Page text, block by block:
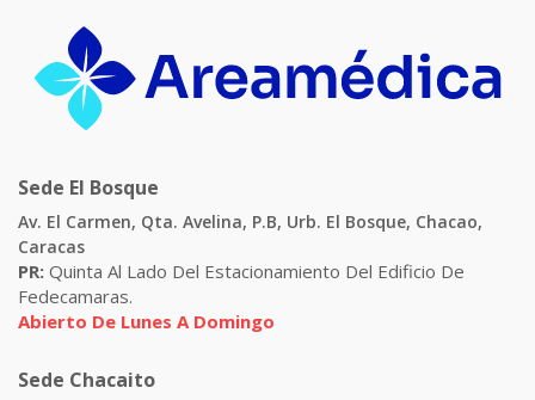
Sede El Bosque
Av. El Carmen, Qta. Avelina, P.B, Urb. El Bosque, Chacao,
Caracas
PR: Quinta Al Lado Del Estacionamiento Del Edificio De
Fedecamaras.
Abierto De Lunes A Domingo
Sede Chacaito